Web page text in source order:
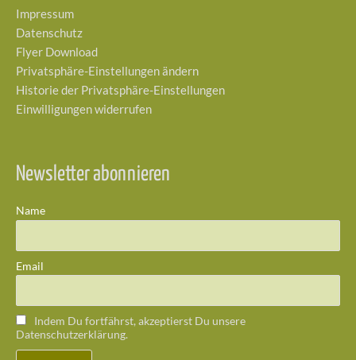
Impressum
Datenschutz
Flyer Download
Privatsphäre-Einstellungen ändern
Historie der Privatsphäre-Einstellungen
Einwilligungen widerrufen
Newsletter abonnieren
Name
Email
Indem Du fortfährst, akzeptierst Du unsere
Datenschutzerklärung.